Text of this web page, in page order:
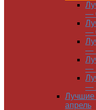
—
—
—
—
—
Лучшие
апрель